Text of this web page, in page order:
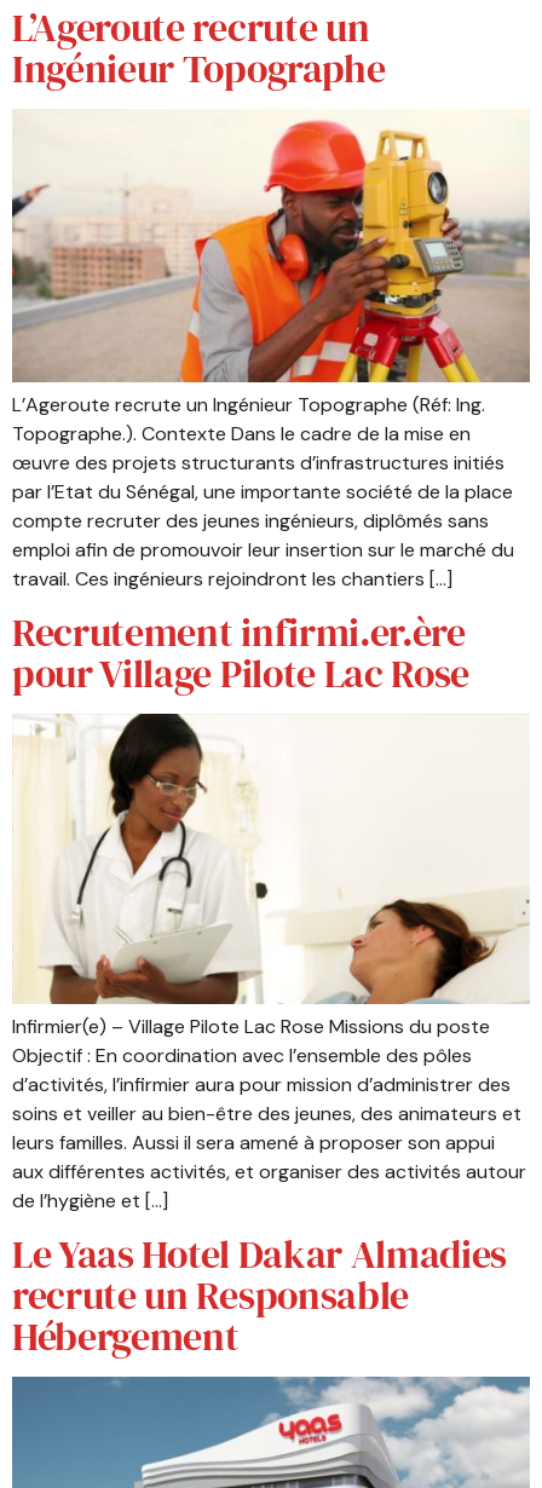
L’Ageroute recrute un
Ingénieur Topographe
L’Ageroute recrute un Ingénieur Topographe (Réf: Ing.
Topographe.). Contexte Dans le cadre de la mise en
œuvre des projets structurants d’infrastructures initiés
par l’Etat du Sénégal, une importante société de la place
compte recruter des jeunes ingénieurs, diplômés sans
emploi afin de promouvoir leur insertion sur le marché du
travail. Ces ingénieurs rejoindront les chantiers […]
Recrutement infirmi.er.ère
pour Village Pilote Lac Rose
Infirmier(e) – Village Pilote Lac Rose Missions du poste
Objectif : En coordination avec l’ensemble des pôles
d’activités, l’infirmier aura pour mission d’administrer des
soins et veiller au bien-être des jeunes, des animateurs et
leurs familles. Aussi il sera amené à proposer son appui
aux différentes activités, et organiser des activités autour
de l’hygiène et […]
Le Yaas Hotel Dakar Almadies
recrute un Responsable
Hébergement